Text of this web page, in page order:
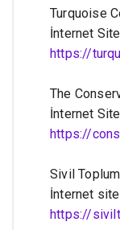
Turquoise
İnternet
https://
The
İnternet
https://
Sivil
İnternet
https://